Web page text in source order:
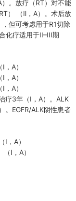
。放疗（RT）对不能
） （Ⅱ，A）。术后放
但可考虑用于R1切除
化疗适用于II–III期
A）
A）
A）
疗3年（Ⅰ，A）。ALK
。EGFR/ALK阴性患者
，A）
Ⅰ，A）